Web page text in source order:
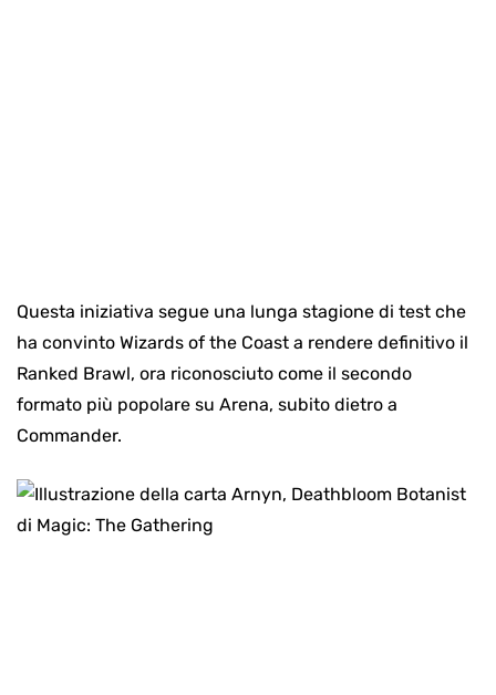
Questa iniziativa segue una lunga stagione di test che
ha convinto Wizards of the Coast a rendere definitivo il
Ranked Brawl, ora riconosciuto come il secondo
formato più popolare su Arena, subito dietro a
Commander.